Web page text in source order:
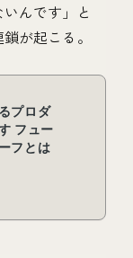
んです」と
が起こる。